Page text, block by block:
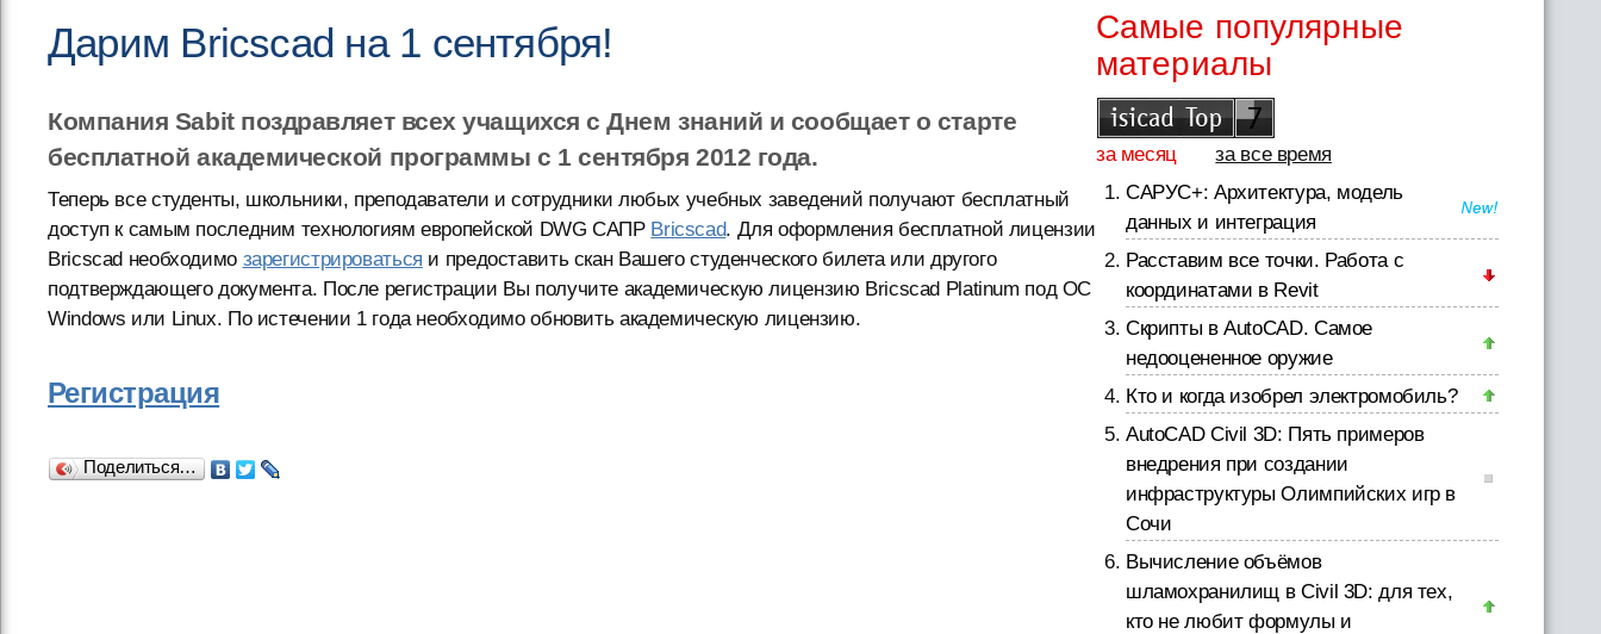
Дарим Bricscad на 1 сентября!
Компания Sabit поздравляет всех учащихся с Днем знаний и сообщает о старте
бесплатной академической программы с 1 сентября 2012 года.
Теперь все студенты, школьники, преподаватели и сотрудники любых учебных заведений получают бесплатный
доступ к самым последним технологиям европейской DWG САПР Bricscad. Для оформления бесплатной лицензии
Bricscad необходимо зарегистрироваться и предоставить скан Вашего студенческого билета или другого
подтверждающего документа. После регистрации Вы получите академическую лицензию Bricscad Platinum под ОС
Windows или Linux. По истечении 1 года необходимо обновить академическую лицензию.
Регистрация
Поделиться…
Самые популярные
материалы
за месяц
за все время
САРУС+: Архитектура, модель
данных и интеграция
Расставим все точки. Работа с
координатами в Revit
Скрипты в AutoCAD. Самое
недооцененное оружие
Кто и когда изобрел электромобиль?
AutoCAD Civil 3D: Пять примеров
внедрения при создании
инфраструктуры Олимпийских игр в
Сочи
Вычисление объёмов
шламохранилищ в Civil 3D: для тех,
кто не любит формулы и